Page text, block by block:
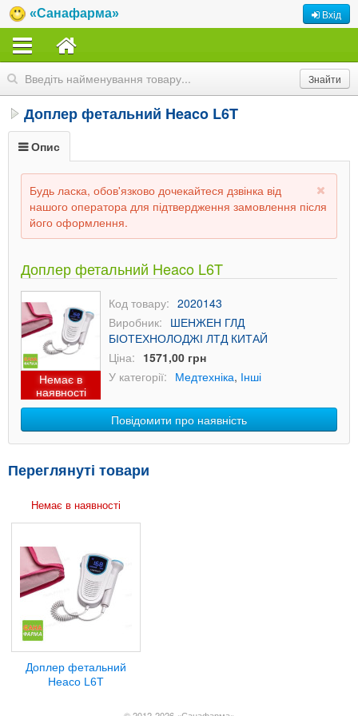
«Санафарма» Вхід
Доплер фетальний Heaco L6T
Опис
Будь ласка, обов'язково дочекайтеся дзвінка від
нашого оператора для підтвердження замовлення після
його оформлення.
Доплер фетальний Heaco L6T
Немає в
наявності
Код товару: 2020143
Виробник: ШЕНЖЕН ГЛД
БІОТЕХНОЛОДЖІ ЛТД КИТАЙ
Ціна: 1571,00 грн
У категорії: Медтехніка, Інші
Повідомити про наявність
Переглянуті товари
Немає в наявності
Доплер фетальний
Heaco L6T